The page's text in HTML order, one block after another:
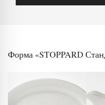
Форма «STOPPARD